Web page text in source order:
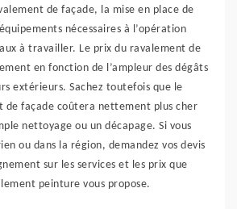
de façade, la mise en place de
nécessaires à l’opération
à travailler. Le prix du ravalement de
en fonction de l’ampleur des dégâts
extérieurs. Sachez toutefois que le
de façade coûtera nettement plus cher
nettoyage ou un décapage. Si vous
ou dans la région, demandez vos devis
sur les services et les prix que
peinture vous propose.